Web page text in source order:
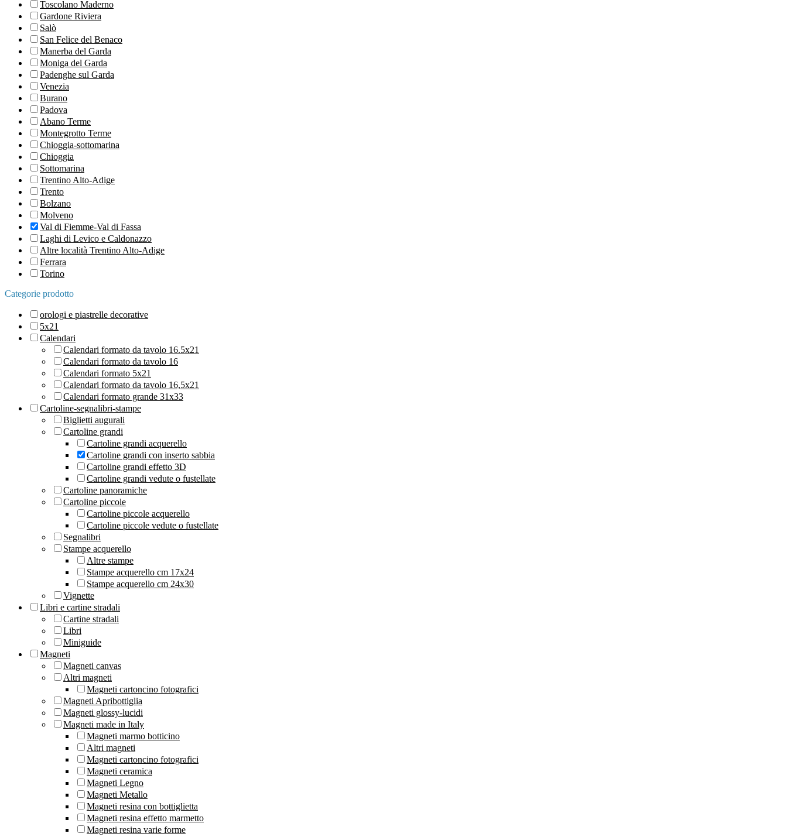
Toscolano Maderno
Gardone Riviera
Salò
San Felice del Benaco
Manerba del Garda
Moniga del Garda
Padenghe sul Garda
Venezia
Burano
Padova
Abano Terme
Montegrotto Terme
Chioggia-sottomarina
Chioggia
Sottomarina
Trentino Alto-Adige
Trento
Bolzano
Molveno
Val di Fiemme-Val di Fassa
Laghi di Levico e Caldonazzo
Altre località Trentino Alto-Adige
Ferrara
Torino
Categorie prodotto
orologi e piastrelle decorative
5x21
Calendari
Calendari formato da tavolo 16.5x21
Calendari formato da tavolo 16
Calendari formato 5x21
Calendari formato da tavolo 16,5x21
Calendari formato grande 31x33
Cartoline-segnalibri-stampe
Biglietti augurali
Cartoline grandi
Cartoline grandi acquerello
Cartoline grandi con inserto sabbia
Cartoline grandi effetto 3D
Cartoline grandi vedute o fustellate
Cartoline panoramiche
Cartoline piccole
Cartoline piccole acquerello
Cartoline piccole vedute o fustellate
Segnalibri
Stampe acquerello
Altre stampe
Stampe acquerello cm 17x24
Stampe acquerello cm 24x30
Vignette
Libri e cartine stradali
Cartine stradali
Libri
Miniguide
Magneti
Magneti canvas
Altri magneti
Magneti cartoncino fotografici
Magneti Apribottiglia
Magneti glossy-lucidi
Magneti made in Italy
Magneti marmo botticino
Altri magneti
Magneti cartoncino fotografici
Magneti ceramica
Magneti Legno
Magneti Metallo
Magneti resina con bottiglietta
Magneti resina effetto marmetto
Magneti resina varie forme